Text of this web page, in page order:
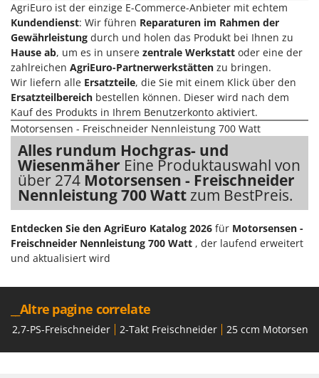
AgriEuro ist der einzige E-Commerce-Anbieter mit echtem
Kundendienst: Wir führen Reparaturen im Rahmen der
Gewährleistung durch und holen das Produkt bei Ihnen zu
Hause ab, um es in unsere zentrale Werkstatt oder eine der
zahlreichen AgriEuro-Partnerwerkstätten zu bringen.
Wir liefern alle Ersatzteile, die Sie mit einem Klick über den
Ersatzteilbereich bestellen können. Dieser wird nach dem
Kauf des Produkts in Ihrem Benutzerkonto aktiviert.
Motorsensen - Freischneider Nennleistung 700 Watt
Alles rundum Hochgras- und
Wiesenmäher Eine Produktauswahl von
über 274 Motorsensen - Freischneider
Nennleistung 700 Wattzum BestPreis.
Entdecken Sie den AgriEuro Katalog 2026 für Motorsensen -
Freischneider Nennleistung 700 Watt , der laufend erweitert
und aktualisiert wird
__Altre pagine correlate
2,7-PS-Freischneider 2-Takt Freischneider 25 ccm